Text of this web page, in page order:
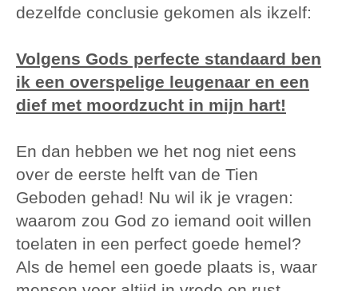
dezelfde conclusie gekomen als ikzelf:
Volgens Gods perfecte standaard ben
ik een overspelige leugenaar en een
dief met moordzucht in mijn hart!
En dan hebben we het nog niet eens
over de eerste helft van de Tien
Geboden gehad! Nu wil ik je vragen:
waarom zou God zo iemand ooit willen
toelaten in een perfect goede hemel?
Als de hemel een goede plaats is, waar